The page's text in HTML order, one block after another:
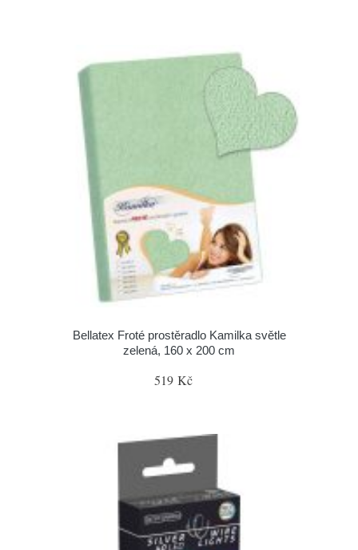
Bellatex Froté prostěradlo Kamilka světle
zelená, 160 x 200 cm
519 Kč